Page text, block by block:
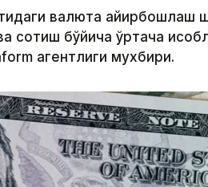
валюта айирбошлаш
бўйича ўртача
агентлиги мухбири.